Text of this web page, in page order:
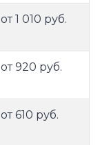
от 1 010 руб.
от 920 руб.
от 610 руб.